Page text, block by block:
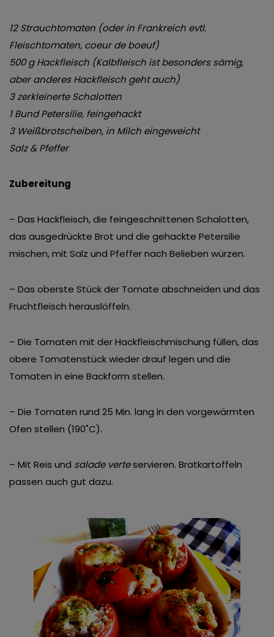
12 Strauchtomaten (oder in Frankreich evtl.
Fleischtomaten, coeur de boeuf)
500 g Hackfleisch (Kalbfleisch ist besonders sämig,
aber anderes Hackfleisch geht auch)
3 zerkleinerte Schalotten
1 Bund Petersilie, feingehackt
3 Weißbrotscheiben, in Milch eingeweicht
Salz & Pfeffer
Zubereitung
– Das Hackfleisch, die feingeschnittenen Schalotten,
das ausgedrückte Brot und die gehackte Petersilie
mischen, mit Salz und Pfeffer nach Belieben würzen.
– Das oberste Stück der Tomate abschneiden und das
Fruchtfleisch herauslöffeln.
– Die Tomaten mit der Hackfleischmischung füllen, das
obere Tomatenstück wieder drauf legen und die
Tomaten in eine Backform stellen.
– Die Tomaten rund 25 Min. lang in den vorgewärmten
Ofen stellen (190˚C).
– Mit Reis und salade verteservieren. Bratkartoffeln
passen auch gut dazu.